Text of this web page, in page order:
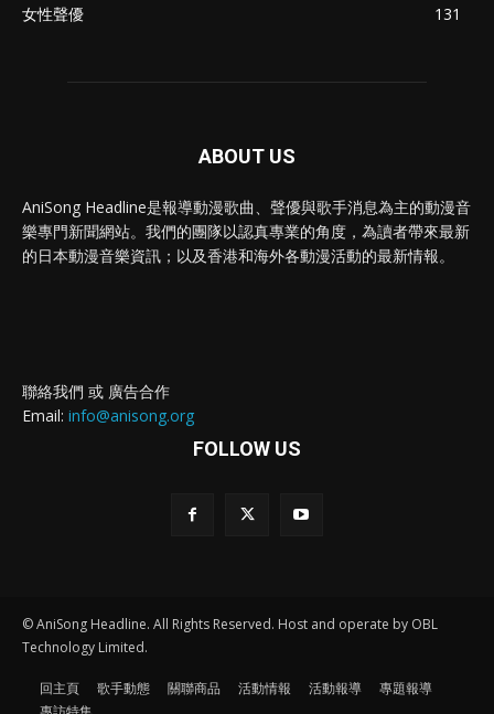
女性聲優
131
ABOUT US
AniSong Headline是報導動漫歌曲、聲優與歌手消息為主的動漫音
樂專門新聞網站。我們的團隊以認真專業的角度，為讀者帶來最新
的日本動漫音樂資訊；以及香港和海外各動漫活動的最新情報。
聯絡我們 或 廣告合作
Email: info@anisong.org
FOLLOW US
© AniSong Headline. All Rights Reserved. Host and operate by OBL
Technology Limited.
回主頁 歌手動態 關聯商品 活動情報 活動報導
專題報導